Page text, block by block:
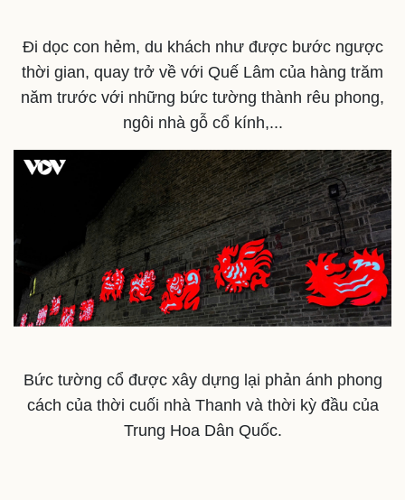
Dinh dưỡng - món ngon
Cây thuốc
Sản phụ khoa
Làm đẹp - giảm cân
Phòng mạch online
Ăn sạch sống khỏe
Đời sống
Nhà đẹp
Blog
Tình yêu - Gia đình
Đi dọc con hẻm, du khách như được bước ngược
thời gian, quay trở về với Quế Lâm của hàng trăm
năm trước với những bức tường thành rêu phong,
ngôi nhà gỗ cổ kính,...
Bức tường cổ được xây dựng lại phản ánh phong
cách của thời cuối nhà Thanh và thời kỳ đầu của
Trung Hoa Dân Quốc.